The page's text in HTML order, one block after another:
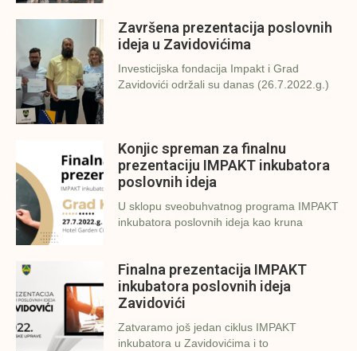
Završena prezentacija poslovnih
ideja u Zavidovićima
Investicijska fondacija Impakt i Grad
Zavidovići održali su danas (26.7.2022.g.)
Konjic spreman za finalnu
prezentaciju IMPAKT inkubatora
poslovnih ideja
U sklopu sveobuhvatnog programa IMPAKT
inkubatora poslovnih ideja kao kruna
Finalna prezentacija IMPAKT
inkubatora poslovnih ideja
Zavidovići
Zatvaramo još jedan ciklus IMPAKT
inkubatora u Zavidovićima i to